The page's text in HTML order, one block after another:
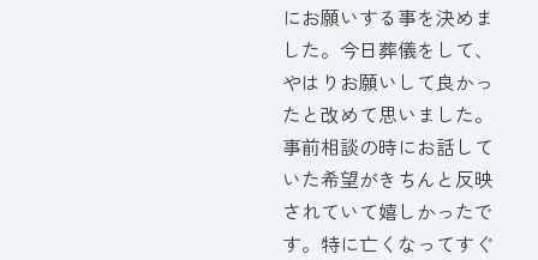
にお願いする事を決めま
した。今日葬儀をして、
やはりお願いして良かっ
たと改めて思いました。
事前相談の時にお話して
いた希望がきちんと反映
されていて嬉しかったで
す。特に亡くなってすぐ